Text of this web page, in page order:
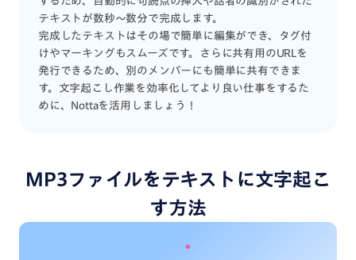
テキストが数秒〜数分で完成します。
完成したテキストはその場で簡単に編集ができ、タグ付
けやマーキングもスムーズです。さらに共有用のURLを
発行できるため、別のメンバーにも簡単に共有できま
す。文字起こし作業を効率化してより良い仕事をするた
めに、Nottaを活用しましょう！
MP3ファイルをテキストに文字起こ
す方法